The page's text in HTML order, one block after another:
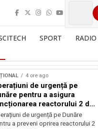
SPORT RADIO
4 ore ago
de urgență pe
pentru a asigura
reactorului 2 de
de urgență pe Dunăre
a preveni oprirea reactorului 2